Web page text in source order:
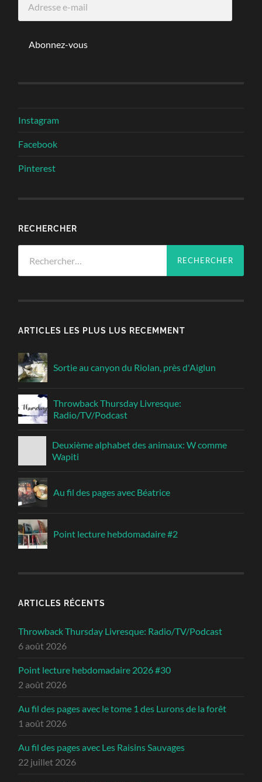
Abonnez-vous
Instagram
Facebook
Pinterest
RECHERCHER
ARTICLES LES PLUS LUS RECEMMENT
Sortie au canyon du Riolan, près d'Aiglun
Throwback Thursday Livresque:
Radio/TV/Podcast
Deuxième alphabet des animaux: W comme
Wapiti
Au fil des pages avec Béatrice
Point lecture hebdomadaire #2
ARTICLES RÉCENTS
Throwback Thursday Livresque: Radio/TV/Podcast
6 août 2026
Point lecture hebdomadaire 2026 #30
2 août 2026
Au fil des pages avec le tome 1 des Lurons de la forêt
1 août 2026
Au fil des pages avec Les Raisins Sauvages
22 juillet 2026